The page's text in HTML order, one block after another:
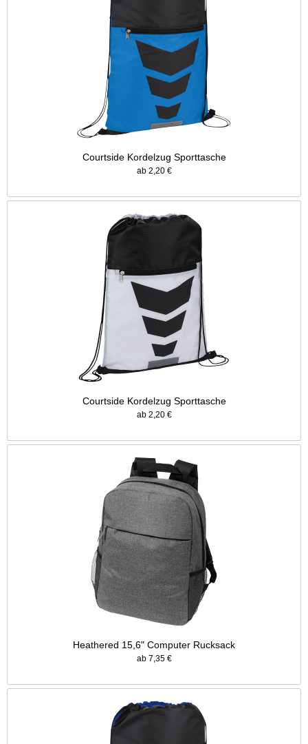
Courtside Kordelzug Sporttasche
ab 2,20 €
Courtside Kordelzug Sporttasche
ab 2,20 €
Heathered 15,6" Computer Rucksack
ab 7,35 €